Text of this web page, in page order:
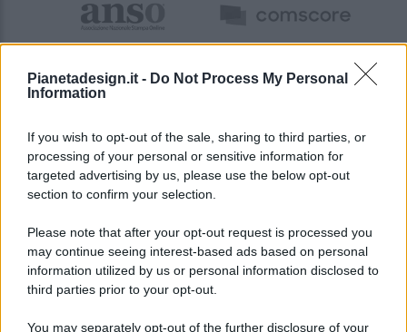
Pianetadesign.it - Do Not Process My Personal
Information
If you wish to opt-out of the sale, sharing to third parties, or
processing of your personal or sensitive information for
targeted advertising by us, please use the below opt-out
section to confirm your selection.
Please note that after your opt-out request is processed you
may continue seeing interest-based ads based on personal
information utilized by us or personal information disclosed to
third parties prior to your opt-out.
You may separately opt-out of the further disclosure of your
© 2026 - Pianeta Design - P.IVA 04827280654 - Testata
1336/2020
ISCRIZIONE AL ROC N. 35792 – ISCRITTA ALL’ANSO
(ASSOCIAZIONE NAZIONALE STAMPA ONLINE)